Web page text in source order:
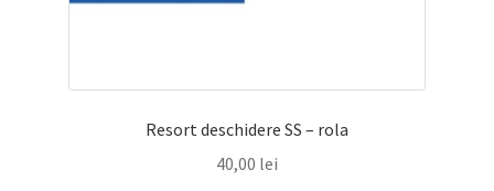
Resort deschidere SS – rola
40,00 lei